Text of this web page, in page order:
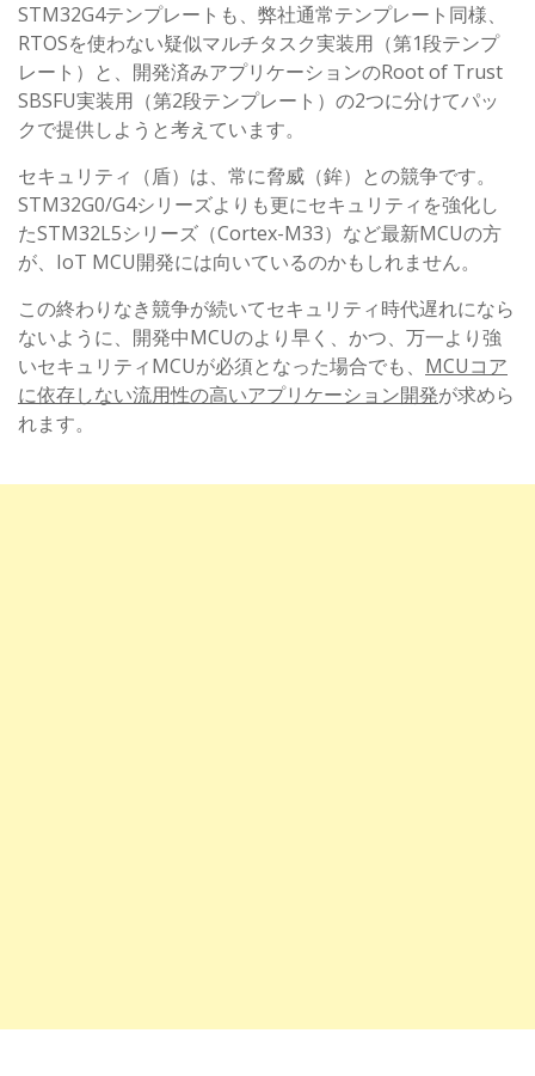
STM32G4テンプレートも、弊社通常テンプレート同様、
RTOSを使わない疑似マルチタスク実装用（第1段テンプ
レート）と、開発済みアプリケーションのRoot of Trust
SBSFU実装用（第2段テンプレート）の2つに分けてパッ
クで提供しようと考えています。
セキュリティ（盾）は、常に脅威（鉾）との競争です。
STM32G0/G4シリーズよりも更にセキュリティを強化し
たSTM32L5シリーズ（Cortex-M33）など最新MCUの方
が、IoT MCU開発には向いているのかもしれません。
この終わりなき競争が続いてセキュリティ時代遅れになら
ないように、開発中MCUのより早く、かつ、万一より強
いセキュリティMCUが必須となった場合でも、 MCUコア
に依存しない流用性の高いアプリケーション開発が求めら
れます。